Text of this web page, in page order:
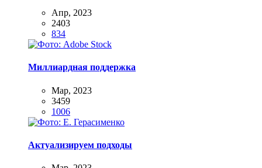
Апр, 2023
2403
834
Миллиардная поддержка
Мар, 2023
3459
1006
Актуализируем подходы